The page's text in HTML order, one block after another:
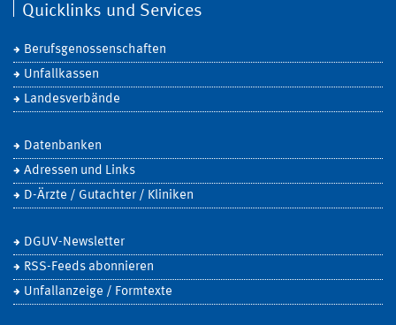
Quicklinks und Services
Berufsgenossenschaften
Unfallkassen
Landesverbände
Datenbanken
Adressen und Links
D-Ärzte / Gutachter / Kliniken
DGUV-Newsletter
RSS-Feeds abonnieren
Unfallanzeige / Formtexte